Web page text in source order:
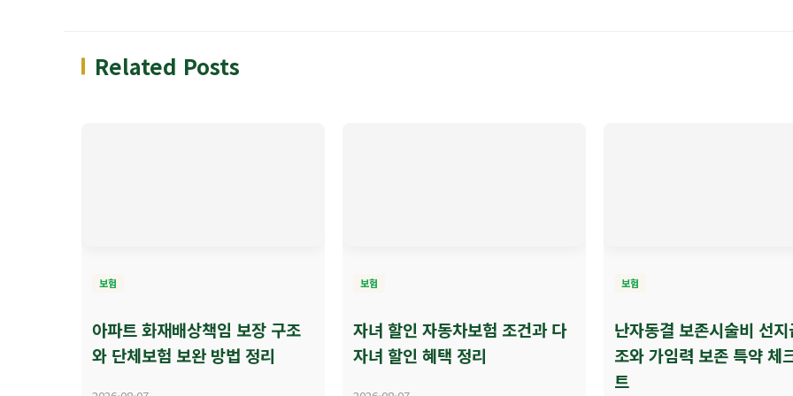
Related Posts
보험
아파트 화재배상책임 보장 구조
와 단체보험 보완 방법 정리
보험
자녀 할인 자동차보험 조건과 다
자녀 할인 혜택 정리
보험
난자동결 보존시술비 선
조와 가임력 보존 특약 체
트